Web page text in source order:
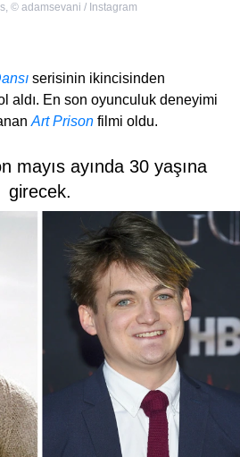
, © adamsevani / Instagram
serisinin ikincisinden
aldı. En son oyunculuk deneyimi
Art Prison filmi oldu.
mayıs ayında 30 yaşına
girecek.